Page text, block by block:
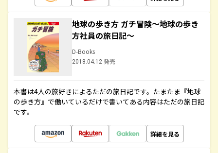
地球の歩き方 ガチ冒険～地球の歩き
方社員の旅日記～
D-Books
2018.04.12 発売
本書は4人の旅好きによるただの旅日記です。たまたま『地球
の歩き方』で働いているだけで書いてある内容はただの旅日記
です。
詳細を見る